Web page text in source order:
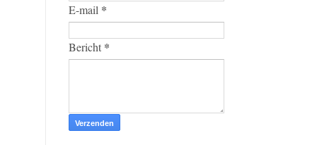
E-mail *
Bericht *